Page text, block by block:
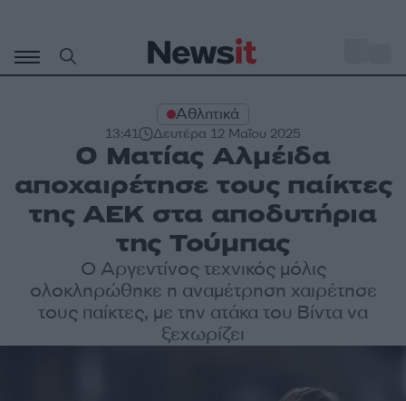
περιεχόμενο
Αθλητικά
13:41 Δευτέρα 12 Μαΐου 2025
Ο Ματίας Αλμέιδα
αποχαιρέτησε τους παίκτες
της ΑΕΚ στα αποδυτήρια
της Τούμπας
Ο Αργεντίνος τεχνικός μόλις
ολοκληρώθηκε η αναμέτρηση χαιρέτησε
τους παίκτες, με την ατάκα του Βίντα να
ξεχωρίζει